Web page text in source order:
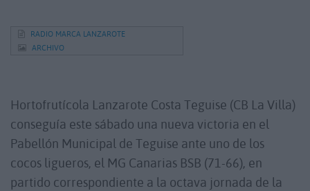
RADIO MARCA LANZAROTE
ARCHIVO
Hortofrutícola Lanzarote Costa Teguise (CB La Villa)
conseguía este sábado una nueva victoria en el
Pabellón Municipal de Teguise ante uno de los
cocos ligueros, el MG Canarias BSB (71-66), en
partido correspondiente a la octava jornada de la